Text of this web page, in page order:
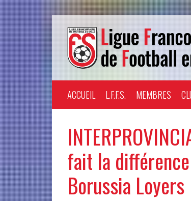
ACCUEIL L.F.F.S. MEMBRES
fait la
Borussia Loyers